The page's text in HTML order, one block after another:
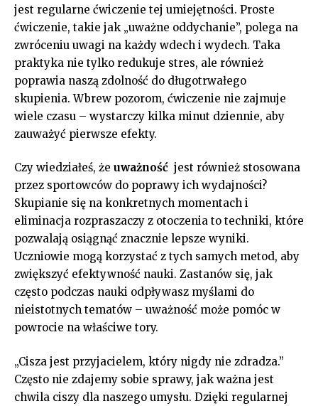
jest regularne ćwiczenie ‌tej umiejętności. Proste​
ćwiczenie,⁤ takie jak ⁤„uważne oddychanie”, polega na
zwróceniu uwagi na każdy wdech ​i ⁤wydech. Taka
praktyka nie tylko redukuje stres, ale również
poprawia naszą zdolność do długotrwałego
skupienia. ‍Wbrew pozorom, ⁢ćwiczenie nie zajmuje
wiele czasu – wystarczy kilka⁣ minut dziennie, aby
zauważyć pierwsze efekty.
Czy wiedziałeś, że uważność ​ jest również ‌stosowana
przez​ sportowców do poprawy ich wydajności?
Skupianie się na konkretnych momentach i
⁣eliminacja ⁣rozpraszaczy z otoczenia to techniki, które
pozwalają osiągnąć znacznie lepsze wyniki.‍
Uczniowie mogą korzystać‌ z tych⁢ samych metod, aby
zwiększyć efektywność nauki. Zastanów się, jak
często podczas nauki odpływasz ​myślami do⁢
nieistotnych tematów – uważność‍ może pomóc‍ w
powrocie na właściwe tory.
„Cisza‌ jest przyjacielem, który nigdy nie zdradza.”
Często​ nie zdajemy sobie sprawy, ⁤jak ważna jest
chwila ciszy dla naszego umysłu. Dzięki ​regularnej